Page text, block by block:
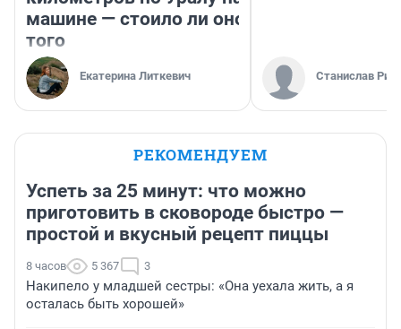
машине — стоило ли оно
того
Екатерина Литкевич Станислав
РЕКОМЕНДУЕМ
Успеть за 25 минут: что можно
приготовить в сковороде быстро —
простой и вкусный рецепт пиццы
8 часов 5 367 3
Накипело у младшей сестры: «Она уехала жить, а я
осталась быть хорошей»